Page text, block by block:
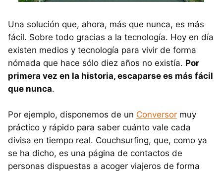
Una solución que, ahora, más que nunca, es más
fácil. Sobre todo gracias a la tecnología. Hoy en día
existen medios y tecnología para vivir de forma
nómada que hace sólo diez años no existía. Por
primera vez en la historia, escaparse es más fácil
que nunca.
Por ejemplo, disponemos de un Conversor muy
práctico y rápido para saber cuánto vale cada
divisa en tiempo real. Couchsurfing, que, como ya
se ha dicho, es una página de contactos de
personas dispuestas a acoger viajeros de forma